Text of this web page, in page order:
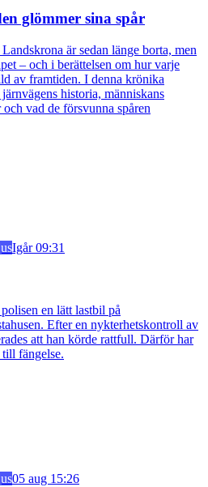
glömmer sina spår
är sedan länge borta, men
– och i berättelsen om hur varje
av framtiden. I denna krönika
historia, människans
vad de försvunna spåren
Igår 09:31
en lätt lastbil på
Efter en nykterhetskontroll av
att han körde rattfull. Därför har
fängelse.
05 aug 15:26